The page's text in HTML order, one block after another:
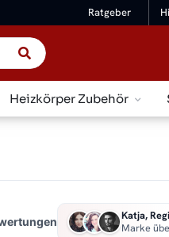
Ratgeber
Heizkörper Zubehör
Katja,
Marke